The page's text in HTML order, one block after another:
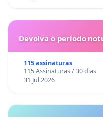
Devolva o período
115 assinaturas
115 Assinaturas / 30 dias
31 Jul 2026